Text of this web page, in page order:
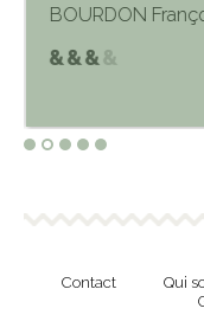
BOURDON
Contact Qui